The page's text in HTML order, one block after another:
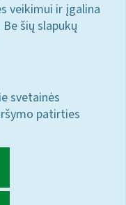
veikimui ir įgalina
šių slapukų
svetainės
patirties